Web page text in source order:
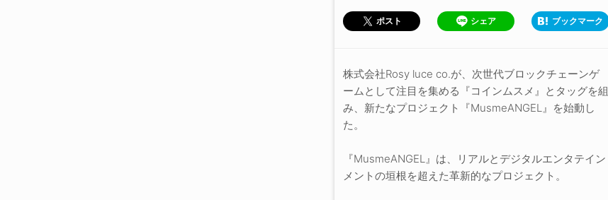
ポスト シェア ブックマーク
株式会社Rosy luce co.が、次世代ブロックチェーンゲ
ームとして注目を集める『コインムスメ』とタッグを組
み、新たなプロジェクト『MusmeANGEL』を始動し
た。
『MusmeANGEL』は、リアルとデジタルエンタテイン
メントの垣根を超えた革新的なプロジェクト。